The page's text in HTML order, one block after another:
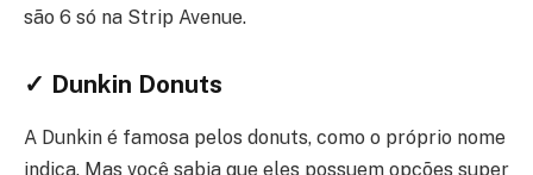
são 6 só na Strip Avenue.
✓ Dunkin Donuts
A Dunkin é famosa pelos donuts, como o próprio nome
indica. Mas você sabia que eles possuem opções super